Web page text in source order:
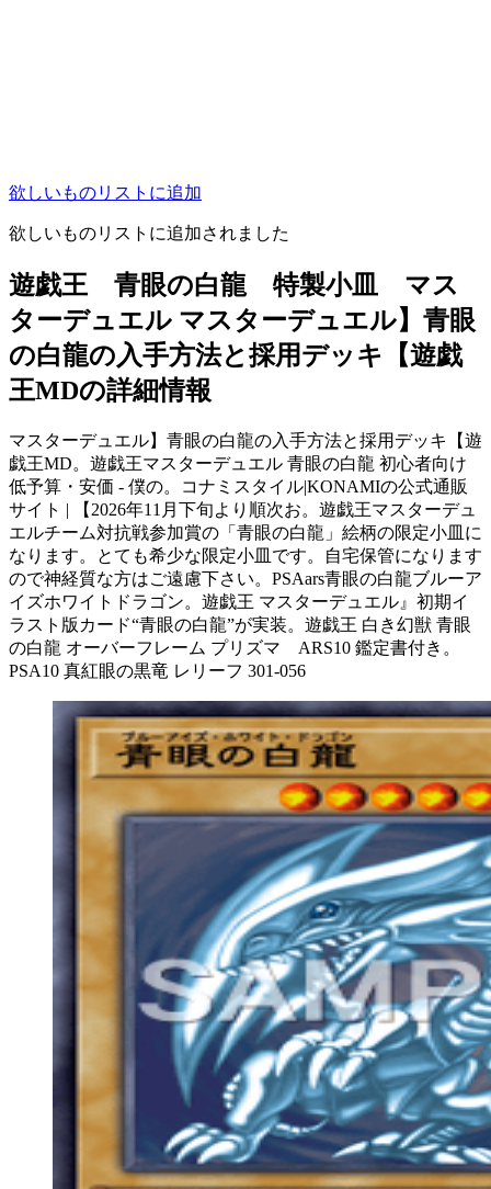
欲しいものリストに追加
欲しいものリストに追加されました
遊戯王 青眼の白龍 特製小皿 マス
ターデュエル マスターデュエル】青眼
の白龍の入手方法と採用デッキ【遊戯
王MDの詳細情報
マスターデュエル】青眼の白龍の入手方法と採用デッキ【遊
戯王MD。遊戯王マスターデュエル 青眼の白龍 初心者向け
低予算・安価 - 僕の。コナミスタイル|KONAMIの公式通販
サイト | 【2026年11月下旬より順次お。遊戯王マスターデュ
エルチーム対抗戦参加賞の「青眼の白龍」絵柄の限定小皿に
なります。とても希少な限定小皿です。自宅保管になります
ので神経質な方はご遠慮下さい。PSAars青眼の白龍ブルーア
イズホワイトドラゴン。遊戯王 マスターデュエル』初期イ
ラスト版カード“青眼の白龍”が実装。遊戯王 白き幻獣 青眼
の白龍 オーバーフレーム プリズマ ARS10 鑑定書付き。
PSA10 真紅眼の黒竜 レリーフ 301-056